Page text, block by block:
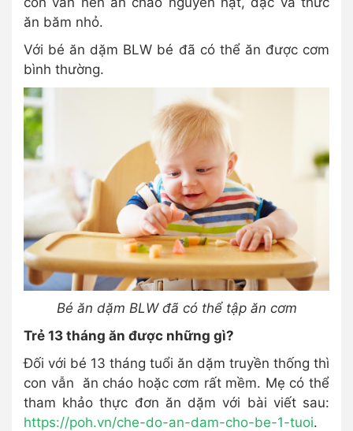
ăn băm nhỏ.
Với bé ăn dặm BLW bé đã có thể ăn được cơm
bình thường.
Bé ăn dặm BLW đã có thể tập ăn cơm
Trẻ 13 tháng ăn được những gì?
Đối với bé 13 tháng tuổi ăn dặm truyền thống thì
con vẫn ăn cháo hoặc cơm rất mềm. Mẹ có thể
tham khảo thực đơn ăn dặm với bài viết sau:
https://poh.vn/che-do-an-dam-cho-be-1-tuoi.